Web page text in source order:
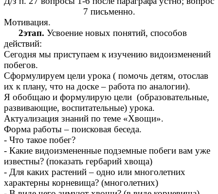
7 письменно.
Мотивация.
2этап. Усвоение новых понятий, способов
действий:
Сегодня мы приступаем к изучению видоизменений
побегов.
Сформулируем цели урока ( помочь детям, отослав
их к плану, что на доске – работа по аналогии).
Я обобщаю и формулирую цели (образовательные,
развивающие, воспитательные) урока.
Актуализация знаний по теме «Хвощи».
Форма работы – поисковая беседа.
- Что такое побег?
- Какие видоизмененные подземные побеги вам уже
известны? (показать гербарий хвоща)
- Для каких растений – одно или многолетних
характерны корневища? (многолетних)